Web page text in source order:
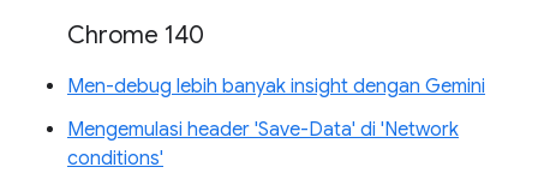
Chrome 140
Men-debug lebih banyak insight dengan Gemini
Mengemulasi header 'Save-Data' di 'Network
conditions'